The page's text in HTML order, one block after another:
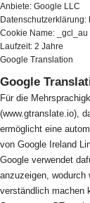
Anbiete: Google LLC
Datenschutzerklärung:
Cookie Name: _gcl_au
Laufzeit: 2 Jahre
Google Translation
Google
Für die
(www.gtranslate.io),
ermöglicht eine
von Google Ireland
Google verwendet
anzuzeigen, wodurch
verständlich machen